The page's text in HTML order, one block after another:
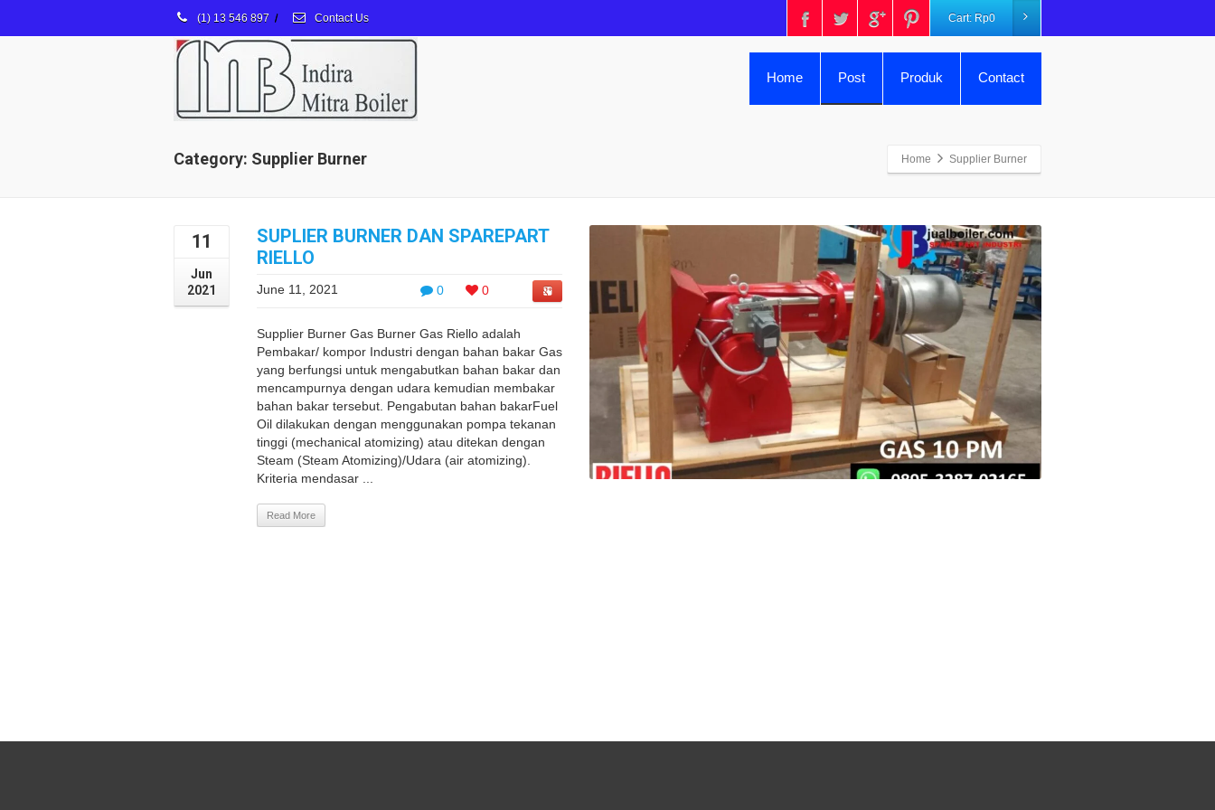
(1) 13 546 897 / Contact Us Cart: Rp0
Home Post Produk Contact
Category: Supplier Burner Home Supplier Burner
11
Jun
2021
SUPLIER BURNER DAN SPAREPART
RIELLO
0 0
June 11, 2021
Supplier Burner Gas Burner Gas Riello adalah
Pembakar/ kompor Industri dengan bahan bakar Gas
yang berfungsi untuk mengabutkan bahan bakar dan
mencampurnya dengan udara kemudian membakar
bahan bakar tersebut. Pengabutan bahan bakarFuel
Oil dilakukan dengan menggunakan pompa tekanan
tinggi (mechanical atomizing) atau ditekan dengan
Steam (Steam Atomizing)/Udara (air atomizing).
Kriteria mendasar ...
Read More